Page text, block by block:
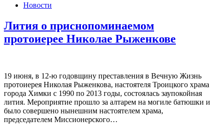
Новости
Лития о приснопоминаемом
протоиерее Николае Рыженкове
19 июня, в 12-ю годовщину преставления в Вечную Жизнь
протоиерея Николая Рыженкова, настоятеля Троицкого храма
города Химки с 1990 по 2013 годы, состоялась заупокойная
лития. Мероприятие прошло за алтарем на могиле батюшки и
было совершено нынешним настоятелем храма,
председателем Миссионерского…